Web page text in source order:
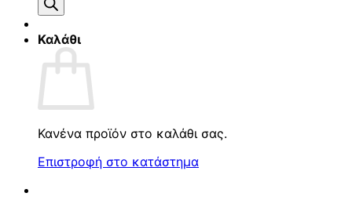
Καλάθι
Κανένα προϊόν στο καλάθι σας.
Επιστροφή στο κατάστημα